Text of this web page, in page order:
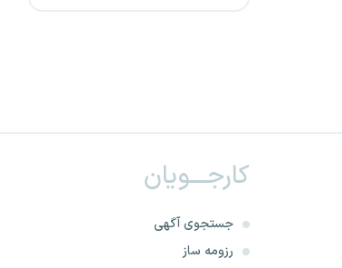
کارشناس رسمی دادگستری
کارجـــویان
جستجوی آگهی
رزومه ساز